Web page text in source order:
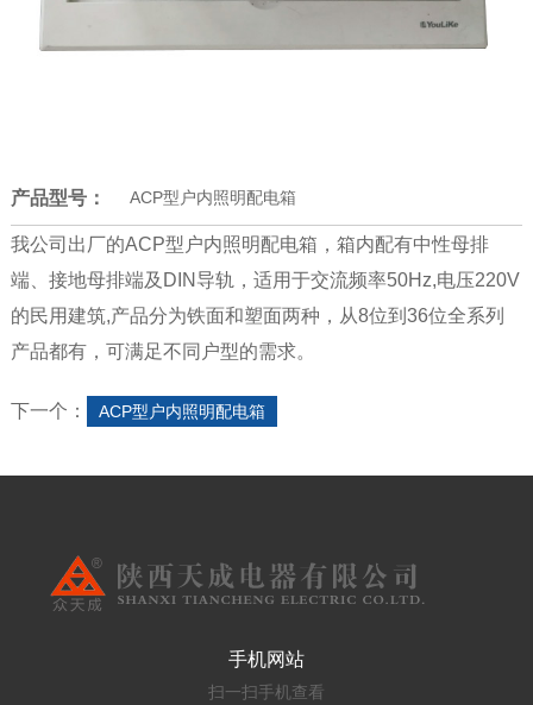
产品型号： ACP型户内照明配电箱
我公司出厂的ACP型户内照明配电箱，箱内配有中性母排
端、接地母排端及DIN导轨，适用于交流频率50Hz,电压220V
的民用建筑,产品分为铁面和塑面两种，从8位到36位全系列
产品都有，可满足不同户型的需求。
下一个： ACP型户内照明配电箱
手机网站
扫一扫手机查看